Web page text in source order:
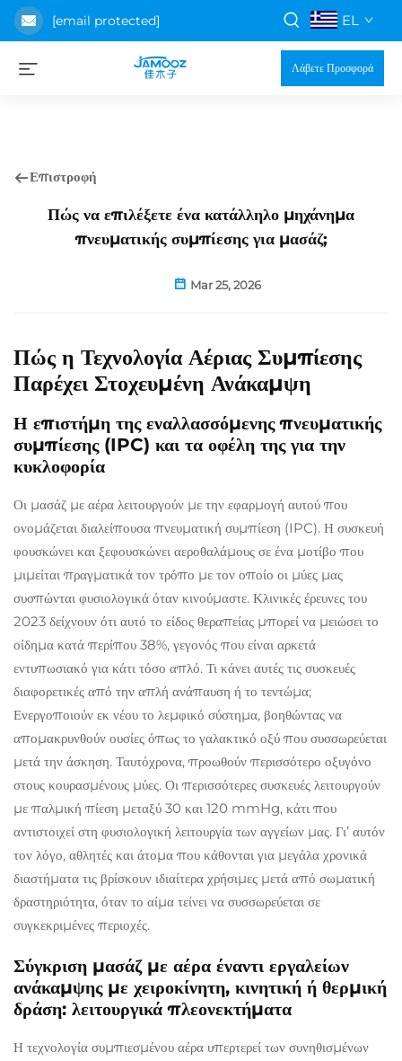
[email protected] EL
Λάβετε Προσφορά
Επιστροφή
Πώς να επιλέξετε ένα κατάλληλο μηχάνημα
πνευματικής συμπίεσης για μασάζ;
Mar 25, 2026
Πώς η Τεχνολογία Αέριας Συμπίεσης
Παρέχει Στοχευμένη Ανάκαμψη
Η επιστήμη της εναλλασσόμενης πνευματικής
συμπίεσης (IPC) και τα οφέλη της για την
κυκλοφορία
Οι μασάζ με αέρα λειτουργούν με την εφαρμογή αυτού που
ονομάζεται διαλείπουσα πνευματική συμπίεση (IPC). Η συσκευή
φουσκώνει και ξεφουσκώνει αεροθαλάμους σε ένα μοτίβο που
μιμείται πραγματικά τον τρόπο με τον οποίο οι μύες μας
συσπώνται φυσιολογικά όταν κινούμαστε. Κλινικές έρευνες του
2023 δείχνουν ότι αυτό το είδος θεραπείας μπορεί να μειώσει το
οίδημα κατά περίπου 38%, γεγονός που είναι αρκετά
εντυπωσιακό για κάτι τόσο απλό. Τι κάνει αυτές τις συσκευές
διαφορετικές από την απλή ανάπαυση ή το τεντώμα;
Ενεργοποιούν εκ νέου το λεμφικό σύστημα, βοηθώντας να
απομακρυνθούν ουσίες όπως το γαλακτικό οξύ που συσσωρεύεται
μετά την άσκηση. Ταυτόχρονα, προωθούν περισσότερο οξυγόνο
στους κουρασμένους μύες. Οι περισσότερες συσκευές λειτουργούν
με παλμική πίεση μεταξύ 30 και 120 mmHg, κάτι που
αντιστοιχεί στη φυσιολογική λειτουργία των αγγείων μας. Γι’ αυτόν
τον λόγο, αθλητές και άτομα που κάθονται για μεγάλα χρονικά
διαστήματα τις βρίσκουν ιδιαίτερα χρήσιμες μετά από σωματική
δραστηριότητα, όταν το αίμα τείνει να συσσωρεύεται σε
συγκεκριμένες περιοχές.
Σύγκριση μασάζ με αέρα έναντι εργαλείων
ανάκαμψης με χειροκίνητη, κινητική ή θερμική
δράση: λειτουργικά πλεονεκτήματα
Η τεχνολογία συμπιεσμένου αέρα υπερτερεί των συνηθισμένων